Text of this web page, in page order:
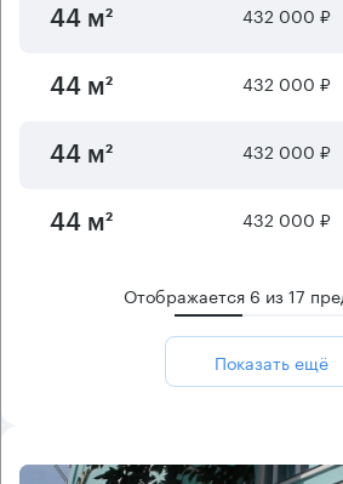
44 м² 432 000 ₽
44 м² 432 000 ₽
44 м² 432 000 ₽
44 м² 432 000 ₽
Отображается 6 из17
Показать ещё